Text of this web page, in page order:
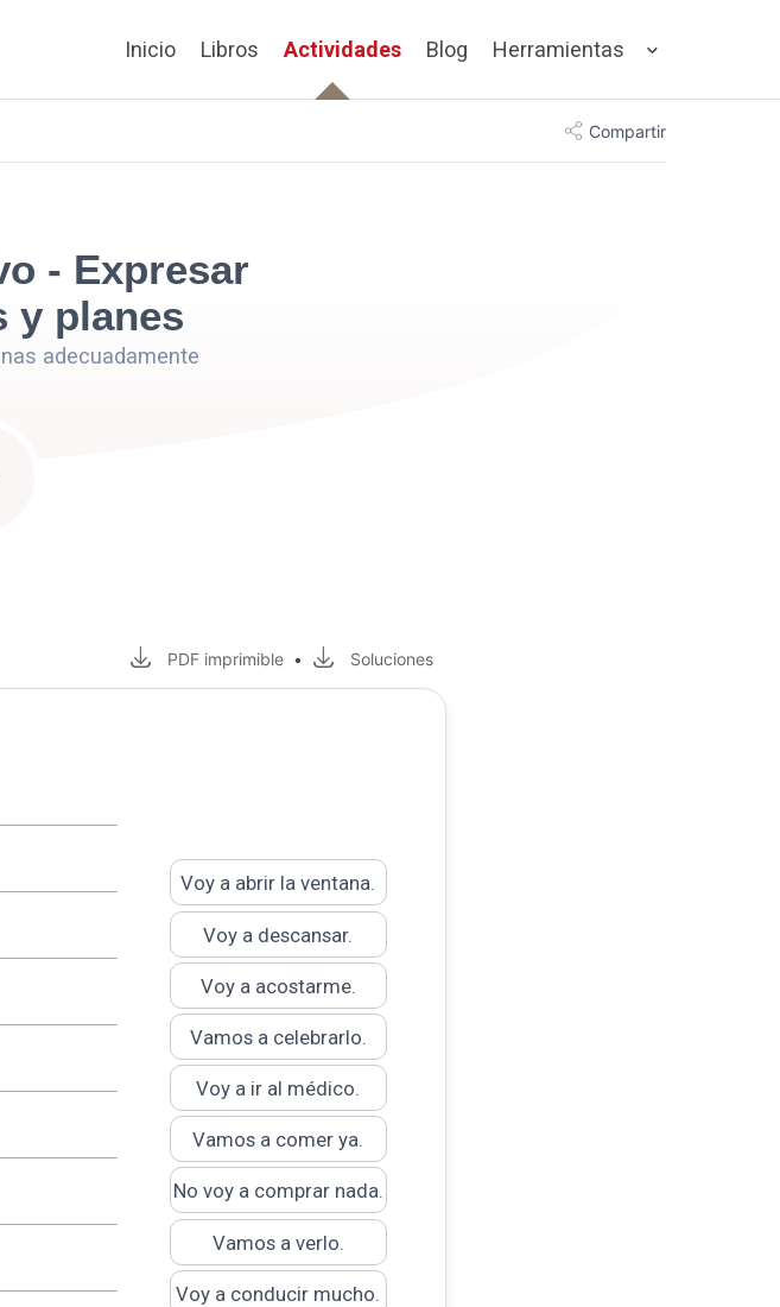
Inicio Libros Actividades Blog Herramientas
Compartir
- Expresar
y planes
adecuadamente
PDF imprimible • Soluciones
Voy a abrir la ventana.
Voy a descansar.
Voy a acostarme.
Vamos a celebrarlo.
Voy a ir al médico.
Vamos a comer ya.
No voy a comprar nada.
Vamos a verlo.
Voy a conducir mucho.